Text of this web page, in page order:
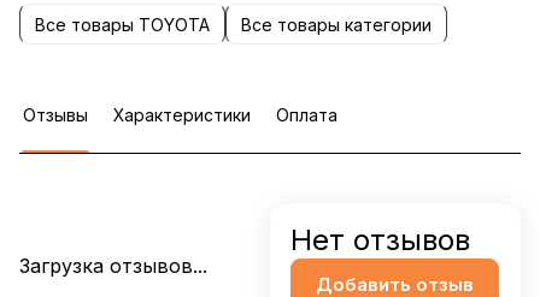
Все товары TOYOTA Все товары категории
Отзывы Характеристики Оплата
Загрузка отзывов...
Нет отзывов
Добавить отзыв